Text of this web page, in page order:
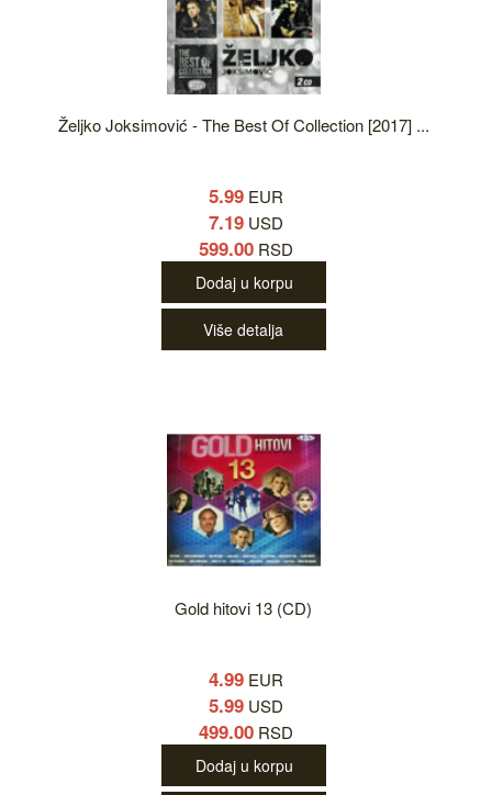
Željko Joksimović - The Best Of Collection [2017] ...
5.99 EUR
7.19 USD
599.00 RSD
Dodaj u korpu
Više detalja
Gold hitovi 13 (CD)
4.99 EUR
5.99 USD
499.00 RSD
Dodaj u korpu